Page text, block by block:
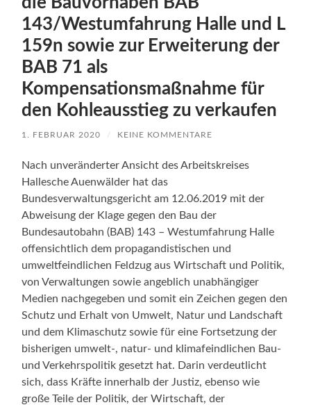
143/Westumfahrung Halle und L
159n sowie zur Erweiterung der
BAB 71 als
Kompensationsmaßnahme für
den Kohleausstieg zu verkaufen
1. FEBRUAR 2020 / KEINE KOMMENTARE
Nach unveränderter Ansicht des Arbeitskreises
Hallesche Auenwälder hat das
Bundesverwaltungsgericht am 12.06.2019 mit der
Abweisung der Klage gegen den Bau der
Bundesautobahn (BAB) 143 – Westumfahrung Halle
offensichtlich dem propagandistischen und
umweltfeindlichen Feldzug aus Wirtschaft und Politik,
von Verwaltungen sowie angeblich unabhängiger
Medien nachgegeben und somit ein Zeichen gegen den
Schutz und Erhalt von Umwelt, Natur und Landschaft
und dem Klimaschutz sowie für eine Fortsetzung der
bisherigen umwelt-, natur- und klimafeindlichen Bau-
und Verkehrspolitik gesetzt hat. Darin verdeutlicht
sich, dass Kräfte innerhalb der Justiz, ebenso wie
große Teile der Politik, der Wirtschaft, der